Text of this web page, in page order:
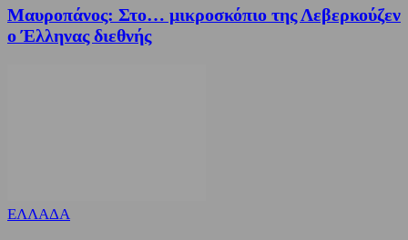
Μαυροπάνος: Στο… μικροσκόπιο της Λεβερκούζεν
ο Έλληνας διεθνής
ΕΛΛΑΔΑ